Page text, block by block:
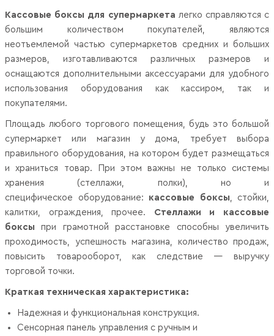
Кассовые боксы для супермаркета легко справляются с
большим количеством покупателей, являются
неотъемлемой частью супермаркетов средних и больших
размеров, изготавливаются различных размеров и
оснащаются дополнительными аксессуарами для удобного
использования оборудования как кассиром, так и
покупателями.
Площадь любого торгового помещения, будь это большой
супермаркет или магазин у дома, требует выбора
правильного оборудования, на котором будет размещаться
и храниться товар. При этом важны не только системы
хранения (стеллажи, полки), но и
специфическое оборудование: кассовые боксы , стойки,
калитки, ограждения, прочее. Стеллажи и кассовые
боксы при грамотной расстановке способны увеличить
проходимость, успешность магазина, количество продаж,
повысить товарооборот, как следствие — выручку
торговой точки.
Краткая техническая характеристика:
Надежная и функциональная конструкция.
Сенсорная панель управления с ручным и